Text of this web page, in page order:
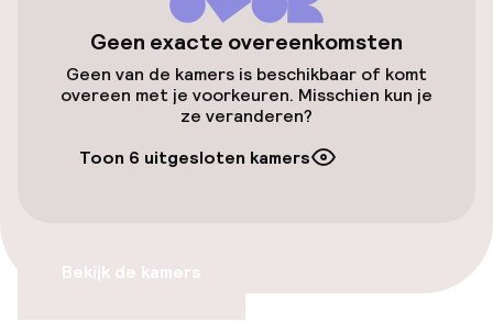
Toegankelijkheid
Lift
Entertainment
TV lounge
Geen exacte overeenkomsten
Geen van de kamers is beschikbaar of komt
overeen met je voorkeuren. Misschien kun je
ze veranderen?
Toon 6 uitgesloten kamers
Bekijk de kamers